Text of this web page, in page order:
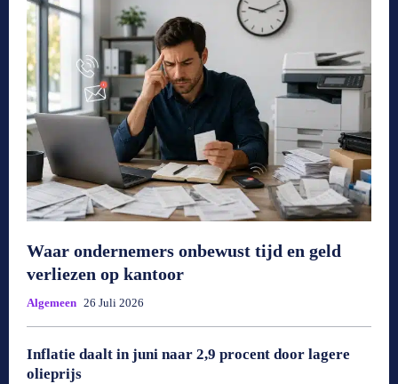
Waar ondernemers onbewust tijd en geld
verliezen op kantoor
Algemeen 26 Juli 2026
Inflatie daalt in juni naar 2,9 procent door lagere
olieprijs